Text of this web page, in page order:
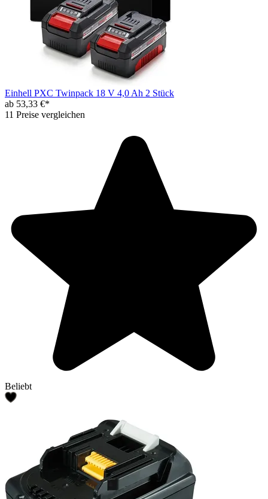
Einhell PXC Twinpack 18 V 4,0 Ah 2 Stück
ab 53,33 €*
11 Preise vergleichen
Beliebt